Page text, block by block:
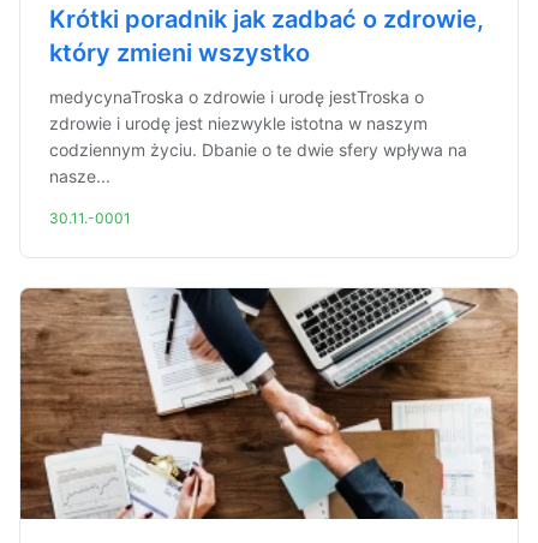
Krótki poradnik jak zadbać o zdrowie,
który zmieni wszystko
medycynaTroska o zdrowie i urodę jestTroska o
zdrowie i urodę jest niezwykle istotna w naszym
codziennym życiu. Dbanie o te dwie sfery wpływa na
nasze...
30.11.-0001